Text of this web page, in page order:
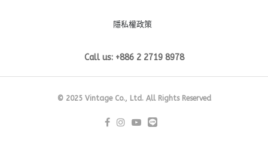
隱私權政策
Call us: +886 2 2719 8978
© 2025 Vintage Co., Ltd. All Rights Reserved